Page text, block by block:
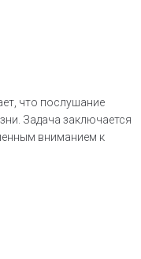
что послушание
Задача заключается
вниманием к